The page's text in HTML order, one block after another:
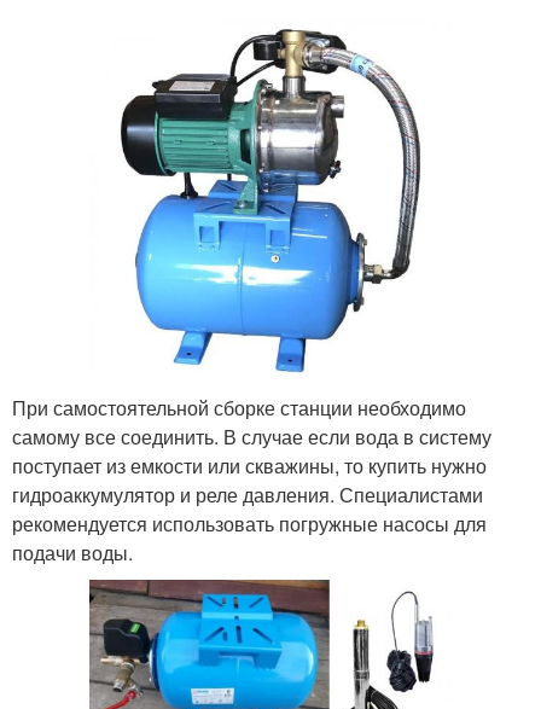
При самостоятельной сборке станции необходимо
самому все соединить. В случае если вода в систему
поступает из емкости или скважины, то купить нужно
гидроаккумулятор и реле давления. Специалистами
рекомендуется использовать погружные насосы для
подачи воды.